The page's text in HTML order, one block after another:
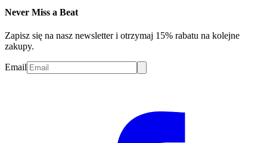
Never Miss a Beat
Zapisz się na nasz newsletter i otrzymaj 15% rabatu na kolejne
zakupy.
Email